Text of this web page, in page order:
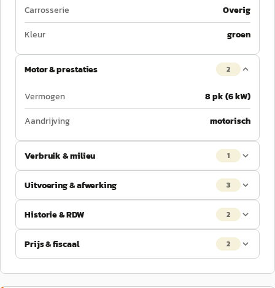
Carrosserie
Overig
Kleur
groen
Motor & prestaties 2
Vermogen
8 pk (6 kW)
Aandrijving
motorisch
Verbruik & milieu 1
Uitvoering & afwerking 3
Historie & RDW 2
Prijs & fiscaal 2